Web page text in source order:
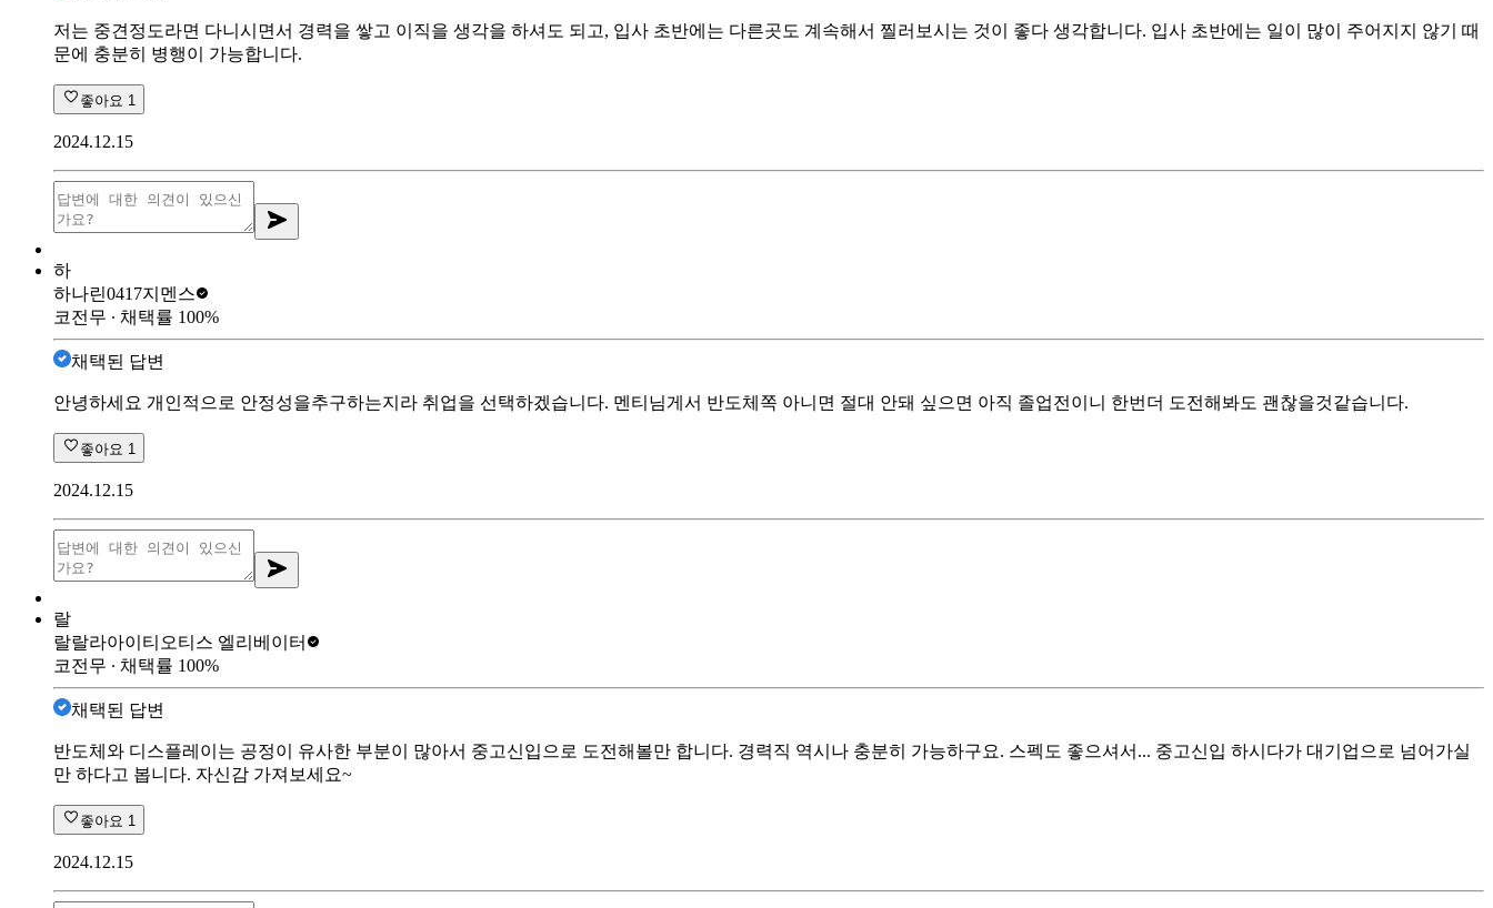
저는 중견정도라면 다니시면서 경력을 쌓고 이직을 생각을 하셔도 되고, 입사 초반에는 다른곳도 계속해서 찔러보시는 것이 좋다 생각합니다. 입사 초반에는 일이 많이 주어지지 않기 때
문에 충분히 병행이 가능합니다.
좋아요 1
2024.12.15
하
하나린0417지멘스
코전무 ∙ 채택률 100%
채택된 답변
안녕하세요 개인적으로 안정성을추구하는지라 취업을 선택하겠습니다. 멘티님게서 반도체쪽 아니면 절대 안돼 싶으면 아직 졸업전이니 한번더 도전해봐도 괜찮을것같습니다.
좋아요 1
2024.12.15
랄
랄랄라아이티 오티스 엘리베이터
코전무 ∙ 채택률 100%
채택된 답변
반도체와 디스플레이는 공정이 유사한 부분이 많아서 중고신입으로 도전해볼만 합니다. 경력직 역시나 충분히 가능하구요. 스펙도 좋으셔서... 중고신입 하시다가 대기업으로 넘어가실
만 하다고 봅니다. 자신감 가져보세요~
좋아요 1
2024.12.15